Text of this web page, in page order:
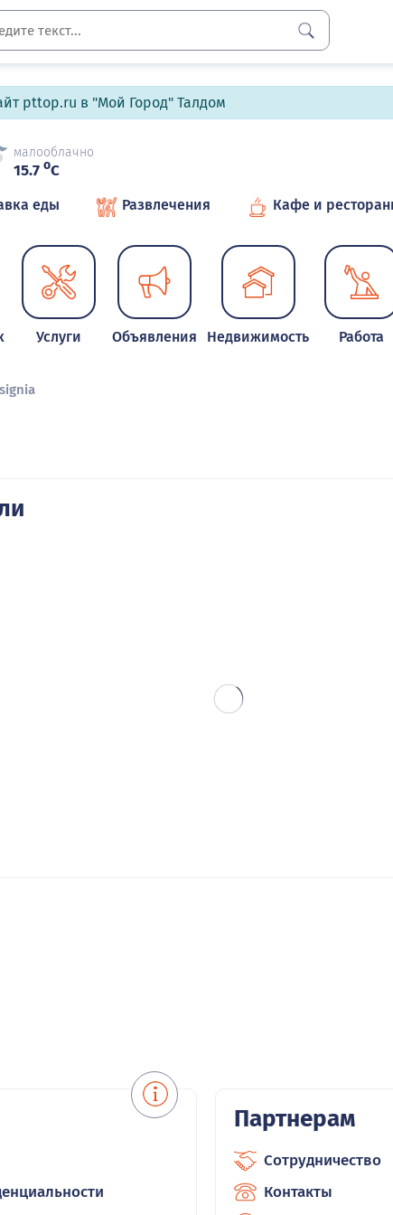
pttop.ru в "Мой Город" Талдом
малооблачно
15.7 oC
еды Развлечения Кафе и
Услуги Объявления Недвижимость Работа
Партнерам
Сотрудничество
Контакты